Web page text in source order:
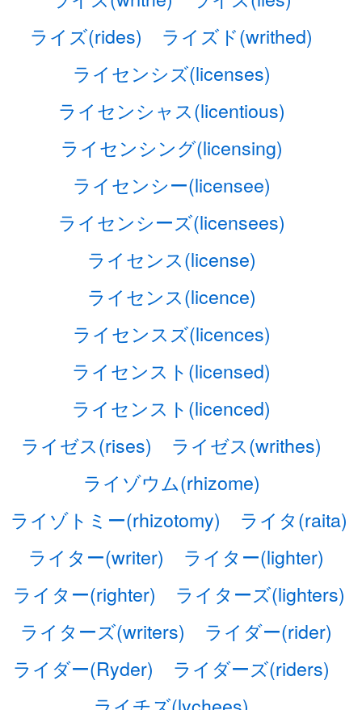
ライズ(rides)
ライズド(writhed)
ライセンシズ(licenses)
ライセンシャス(licentious)
ライセンシング(licensing)
ライセンシー(licensee)
ライセンシーズ(licensees)
ライセンス(license)
ライセンス(licence)
ライセンスズ(licences)
ライセンスト(licensed)
ライセンスト(licenced)
ライゼス(rises)
ライゼス(writhes)
ライゾウム(rhizome)
ライゾトミー(rhizotomy)
ライタ(raita)
ライター(writer)
ライター(lighter)
ライター(righter)
ライターズ(lighters)
ライターズ(writers)
ライダー(rider)
ライダー(Ryder)
ライダーズ(riders)